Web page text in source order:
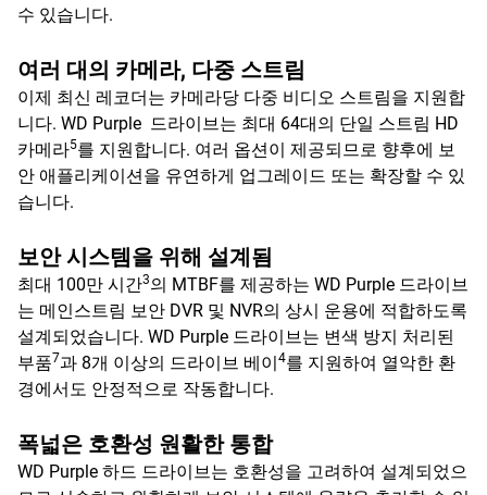
수 있습니다.
여러 대의 카메라, 다중 스트림
이제 최신 레코더는 카메라당 다중 비디오 스트림을 지원합
니다. WD Purple 드라이브는 최대 64대의 단일 스트림 HD
카메라5를 지원합니다. 여러 옵션이 제공되므로 향후에 보
안 애플리케이션을 유연하게 업그레이드 또는 확장할 수 있
습니다.
보안 시스템을 위해 설계됨
최대 100만 시간3의 MTBF를 제공하는 WD Purple 드라이브
는 메인스트림 보안 DVR 및 NVR의 상시 운용에 적합하도록
설계되었습니다. WD Purple 드라이브는 변색 방지 처리된
부품7과 8개 이상의 드라이브 베이4를 지원하여 열악한 환
경에서도 안정적으로 작동합니다.
폭넓은 호환성 원활한 통합
WD Purple 하드 드라이브는 호환성을 고려하여 설계되었으